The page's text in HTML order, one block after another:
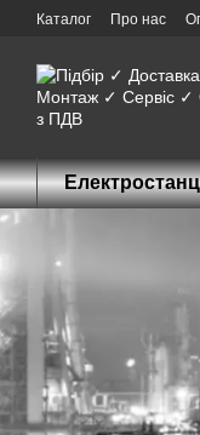
Перейти до
Каталог Про нас